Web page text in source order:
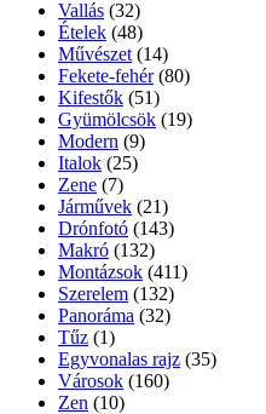
Vallás (32)
Ételek (48)
Művészet (14)
Fekete-fehér (80)
Kifestők (51)
Gyümölcsök (19)
Modern (9)
Italok (25)
Zene (7)
Járművek (21)
Drónfotó (143)
Makró (132)
Montázsok (411)
Szerelem (132)
Panoráma (32)
Tűz (1)
Egyvonalas rajz (35)
Városok (160)
Zen (10)